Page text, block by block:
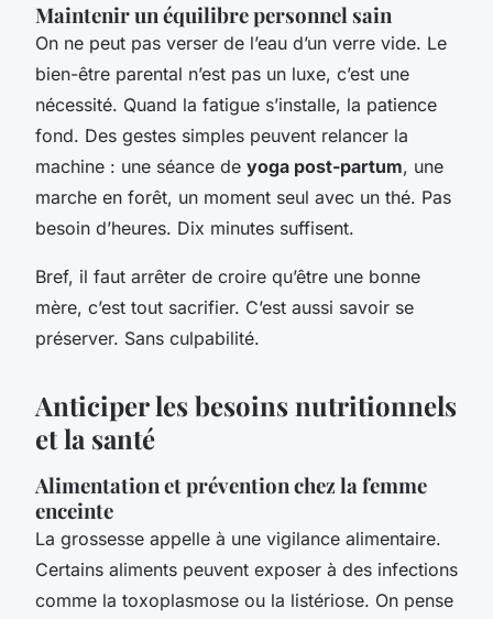
Maintenir un équilibre personnel sain
On ne peut pas verser de l’eau d’un verre vide. Le
bien-être parental n’est pas un luxe, c’est une
nécessité. Quand la fatigue s’installe, la patience
fond. Des gestes simples peuvent relancer la
machine : une séance de yoga post-partum, une
marche en forêt, un moment seul avec un thé. Pas
besoin d’heures. Dix minutes suffisent.
Bref, il faut arrêter de croire qu’être une bonne
mère, c’est tout sacrifier. C’est aussi savoir se
préserver. Sans culpabilité.
Anticiper les besoins nutritionnels
et la santé
Alimentation et prévention chez la femme
enceinte
La grossesse appelle à une vigilance alimentaire.
Certains aliments peuvent exposer à des infections
comme la toxoplasmose ou la listériose. On pense